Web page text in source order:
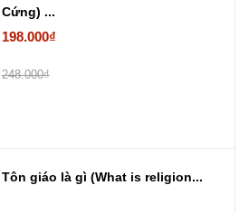
Cứng) ...
198.000₫
248.000₫
Tôn giáo là gì (What is religion...